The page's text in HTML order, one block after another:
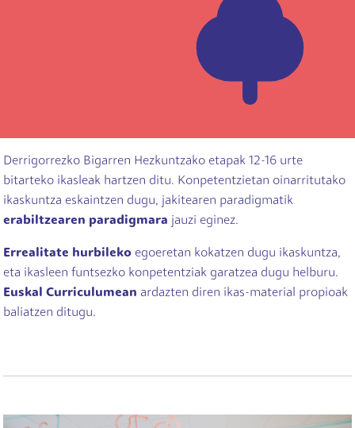
Derrigorrezko Bigarren Hezkuntzako etapak 12-16 urte
bitarteko ikasleak hartzen ditu. Konpetentzietan oinarritutako
ikaskuntza eskaintzen dugu, jakitearen paradigmatik
erabiltzearen paradigmara jauzi eginez.
Errealitate hurbileko egoeretan kokatzen dugu ikaskuntza,
eta ikasleen funtsezko konpetentziak garatzea dugu helburu.
Euskal Curriculumean ardazten diren ikas-material propioak
baliatzen ditugu.